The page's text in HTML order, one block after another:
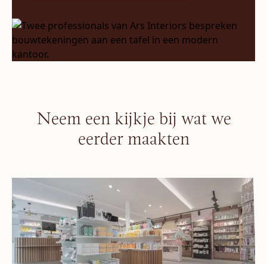
Neem een kijkje bij wat we
eerder maakten